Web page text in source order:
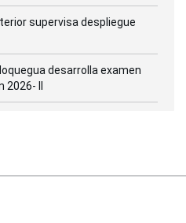
supervisa despliegue
desarrolla examen
2026- II